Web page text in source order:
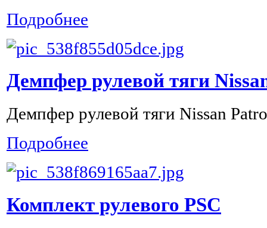
Подробнее
Демпфер рулевой тяги
Демпфер рулевой тяги Nissan
Подробнее
Комплект рулевого PSC